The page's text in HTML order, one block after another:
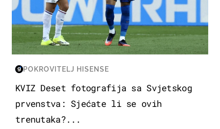
POKROVITELJ HISENSE
KVIZ Deset fotografija sa Svjetskog
prvenstva: Sjećate li se ovih
trenutaka?...